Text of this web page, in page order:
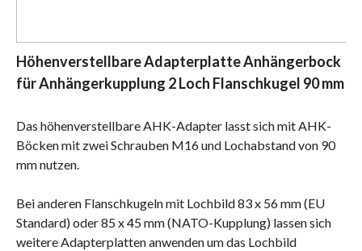
Höhenverstellbare Adapterplatte Anhängerbock
für Anhängerkupplung 2 Loch Flanschkugel 90 mm
Das höhenverstellbare AHK-Adapter lasst sich mit AHK-
Böcken mit zwei Schrauben M16 und Lochabstand von 90
mm nutzen.
Bei anderen Flanschkugeln mit Lochbild 83 x 56 mm (EU
Standard) oder 85 x 45 mm (NATO-Kupplung) lassen sich
weitere Adapterplatten anwenden um das Lochbild